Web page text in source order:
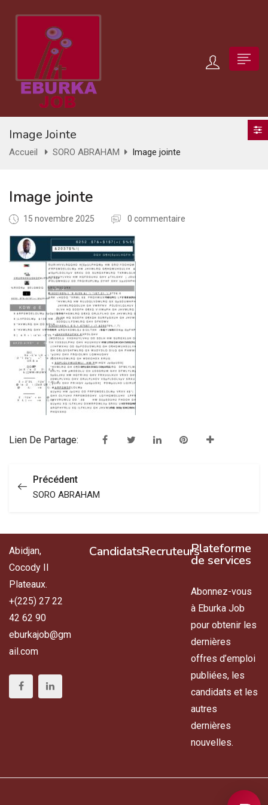
Image Jointe
Accueil SORO ABRAHAM Image jointe
Image jointe
15 novembre 2025 0 commentaire
Lien De Partage:
Précédent
SORO ABRAHAM
Abidjan,
Cocody II
Plateaux.
+(225) 27 22
42 62 90
eburkajob@gm
ail.com
CandidatsRecruteursPlateforme
de services
Abonnez-vous
à Eburka Job
pour obtenir les
dernières
offres d’emploi
publiées, les
candidats et les
autres
dernières
nouvelles.